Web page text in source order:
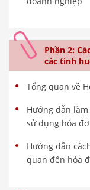
Phần 2:
các tình
Tổng quan về
Hướng dẫn
sử dụng hóa
Hướng dẫn
quan đến hóa